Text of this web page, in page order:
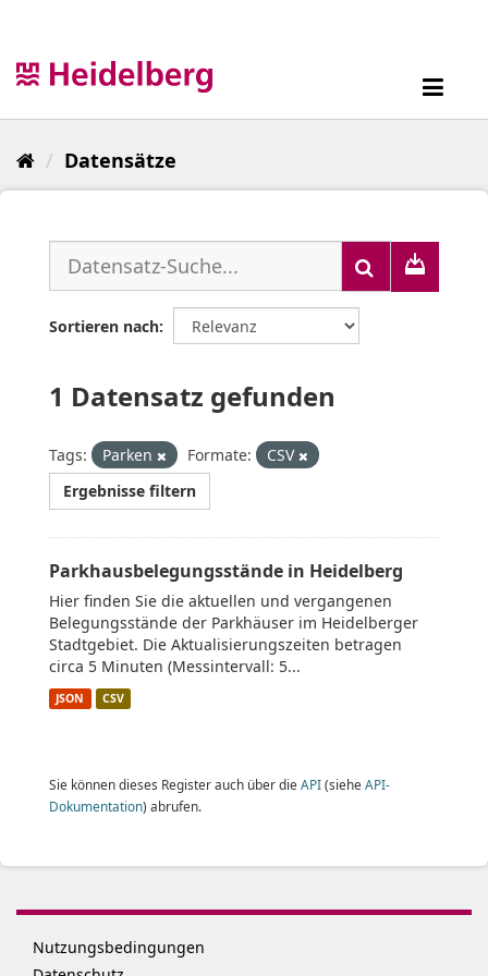
Datensätze
Sortieren nach
1 Datensatz gefunden
Tags: Parken Formate:
CSV
Ergebnisse filtern
Parkhausbelegungsstände in Heidelberg
Hier finden Sie die aktuellen und vergangenen
Belegungsstände der Parkhäuser im Heidelberger
Stadtgebiet. Die Aktualisierungszeiten betragen
circa 5 Minuten (Messintervall: 5...
JSON CSV
Sie können dieses Register auch über die API(siehe API-
Dokumentation) abrufen.
Nutzungsbedingungen